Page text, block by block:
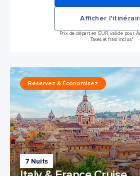
Afficher
Prix de départ en EUR, valide pour
Taxes et frais inclus.*
7 Nuits
Réservez & Économisez